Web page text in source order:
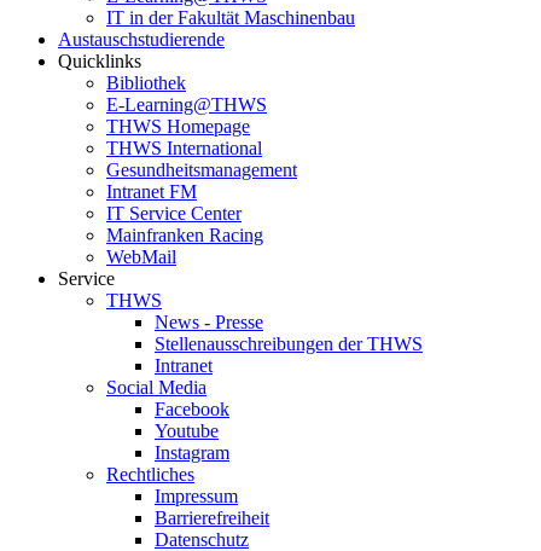
IT in der Fakultät Maschinenbau
Austauschstudierende
Quicklinks
Bibliothek
E-Learning@THWS
THWS Homepage
THWS International
Gesundheitsmanagement
Intranet FM
IT Service Center
Mainfranken Racing
WebMail
Service
THWS
News - Presse
Stellenausschreibungen der THWS
Intranet
Social Media
Facebook
Youtube
Instagram
Rechtliches
Impressum
Barrierefreiheit
Datenschutz